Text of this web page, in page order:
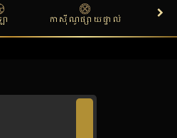
កាស៊ីណូផ្សាយផ្ទាល់ ស្លត